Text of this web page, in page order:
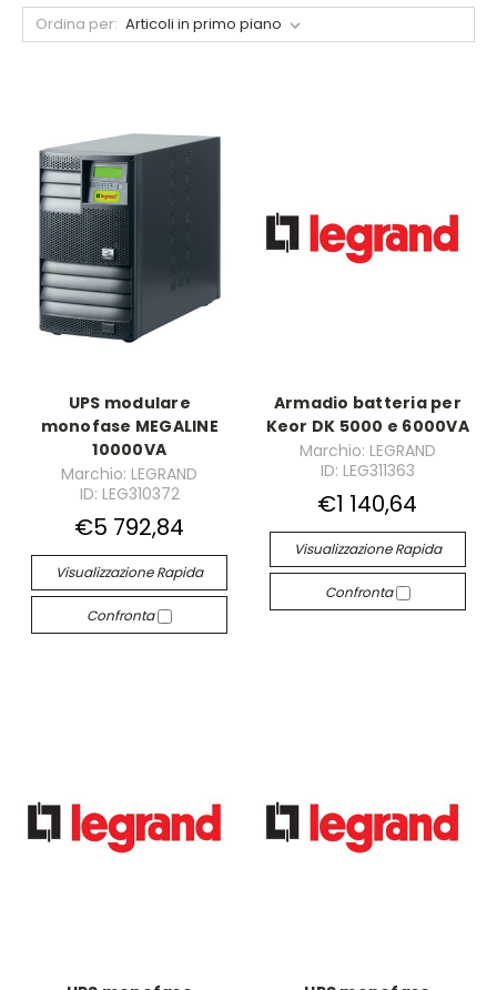
Ordina per:
UPS modulare
monofase MEGALINE
10000VA
Marchio: LEGRAND
ID: LEG310372
€5 792,84
Visualizzazione Rapida
Confronta
Armadio batteria per
Keor DK 5000 e 6000VA
Marchio: LEGRAND
ID: LEG311363
€1 140,64
Visualizzazione Rapida
Confronta